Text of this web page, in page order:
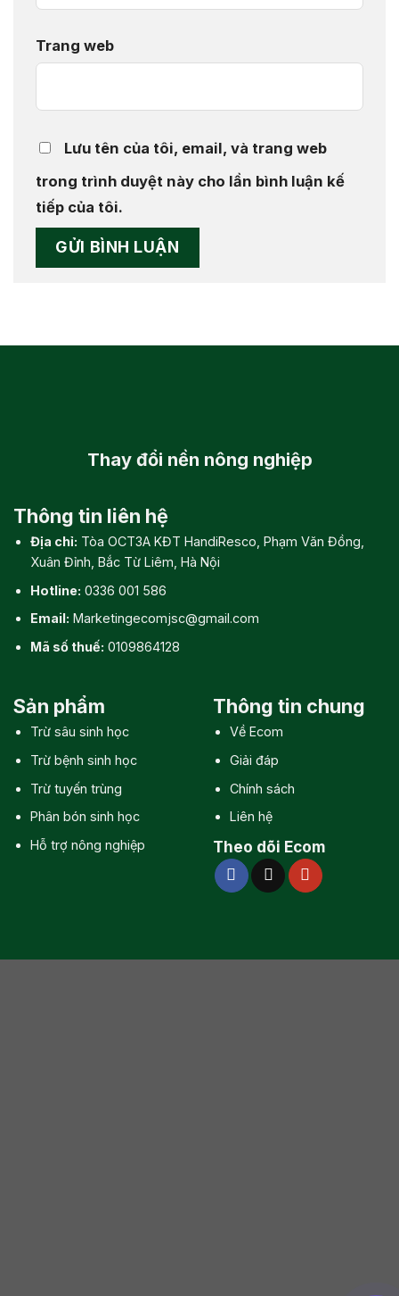
Trang web
Lưu tên của tôi, email, và trang web
trong trình duyệt này cho lần bình luận kế
tiếp của tôi.
Thay đổi nền nông nghiệp
Thông tin liên hệ
Địa chỉ: Tòa OCT3A KĐT HandiResco, Phạm Văn Đồng,
Xuân Đỉnh, Bắc Từ Liêm, Hà Nội
Hotline: 0336 001 586
Email: Marketingecomjsc@gmail.com
Mã số thuế: 0109864128
Sản phẩm
Trừ sâu sinh học
Trừ bệnh sinh học
Trừ tuyến trùng
Phân bón sinh học
Hỗ trợ nông nghiệp
Thông tin chung
Về Ecom
Giải đáp
Chính sách
Liên hệ
Theo dõi Ecom